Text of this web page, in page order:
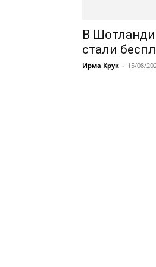
В
стали
Ирма Крук - 15/08/